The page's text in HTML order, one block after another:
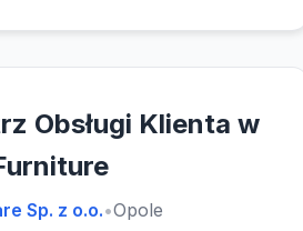
Obsługi Klienta w
Sp. z o.o.•Opole